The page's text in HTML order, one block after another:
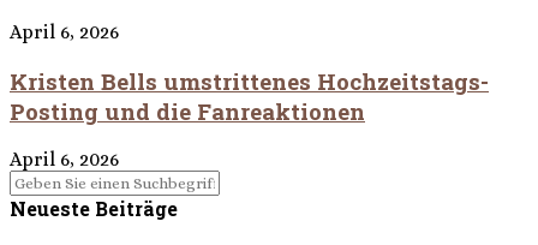
April 6, 2026
Kristen Bells umstrittenes Hochzeitstags-
Posting und die Fanreaktionen
April 6, 2026
Neueste Beiträge